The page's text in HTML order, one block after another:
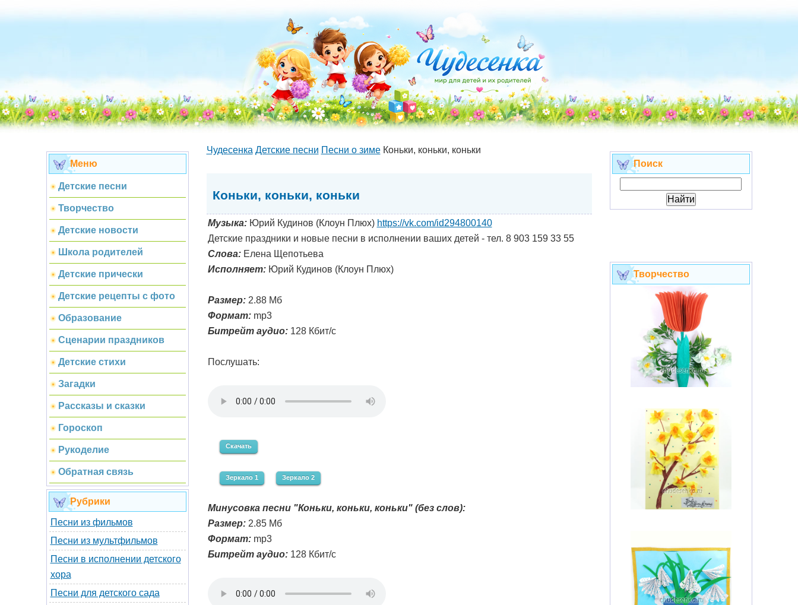
Меню
Детские песни
Творчество
Детские новости
Школа родителей
Детские прически
Детские рецепты с фото
Образование
Сценарии праздников
Детские стихи
Загадки
Рассказы и сказки
Гороскоп
Рукоделие
Обратная связь
Рубрики
Песни из фильмов
Песни из мультфильмов
Песни в исполнении детского
хора
Песни для детского сада
Чудесенка Детские песни Песни о зимеКоньки, коньки, коньки
Коньки, коньки, коньки
Музыка:Юрий Кудинов (Клоун Плюх) https://vk.com/id294800140
Детские праздники и новые песни в исполнении ваших детей - тел. 8 903 159 33 55
Слова:Елена Щепотьева
Исполняет:Юрий Кудинов (Клоун Плюх)
Размер:2.88 Мб
Формат:mp3
Битрейт аудио:128 Кбит/с
Послушать:
Скачать
Зеркало 1 Зеркало 2
Минусовка песни "Коньки, коньки, коньки" (без слов):
Размер:2.85 Мб
Формат:mp3
Битрейт аудио:128 Кбит/с
Поиск
Творчество